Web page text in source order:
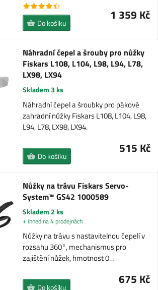
1 359 Kč
Do košíku
Náhradní čepel a šrouby pro nůžky
Fiskars L108, L104, L98, L94, L78,
LX98, LX94
Skladem 3 ks
Náhradní čepel a šroubky pro pákové
zahradní nůžky Fiskars L108, L104, L98,
L94, L78, LX98, LX94.
515 Kč
Do košíku
Nůžky na trávu Fiskars Servo-
System™ GS42 1000589
Skladem 2 ks
+ ihned na 4 prodejnách
Nůžky na trávu s nastavitelnou čepelí v
rozsahu 360°, mechanismus pro
zajištění nůžek, hmotnost 0…
675 Kč
Do košíku